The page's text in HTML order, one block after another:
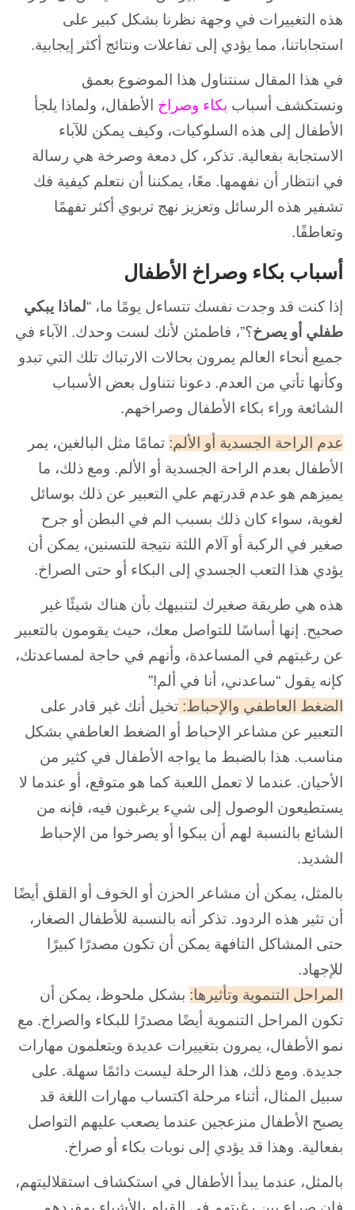
هذه التغييرات في وجهة نظرنا بشكل كبير على
استجاباتنا، مما يؤدي إلى تفاعلات ونتائج أكثر إيجابية.
في هذا المقال سنتناول هذا الموضوع بعمق
ونستكشف أسباب بكاء وصراخ الأطفال، ولماذا يلجأ
الأطفال إلى هذه السلوكيات، وكيف يمكن للآباء
الاستجابة بفعالية. تذكر، كل دمعة وصرخة هي رسالة
في انتظار أن نفهمها. معًا، يمكننا أن نتعلم كيفية فك
تشفير هذه الرسائل وتعزيز نهج تربوي أكثر تفهمًا
وتعاطفًا.
أسباب بكاء وصراخ الأطفال
إذا كنت قد وجدت نفسك تتساءل يومًا ما، “لماذا يبكي
طفلي أو يصرخ؟”، فاطمئن لأنك لست وحدك. الآباء في
جميع أنحاء العالم يمرون بحالات الارتباك تلك التي تبدو
وكأنها تأتي من العدم. دعونا نتناول بعض الأسباب
الشائعة وراء بكاء الأطفال وصراخهم.
عدم الراحة الجسدية أو الألم: تمامًا مثل البالغين، يمر
الأطفال بعدم الراحة الجسدية أو الألم. ومع ذلك، ما
يميزهم هو عدم قدرتهم علي التعبير عن ذلك بوسائل
لغوية، سواء كان ذلك بسبب الم في البطن أو جرح
صغير في الركبة أو آلام اللثة نتيجة للتسنين، يمكن أن
يؤدي هذا التعب الجسدي إلى البكاء أو حتى الصراخ.
هذه هي طريقة صغيرك لتنبيهك بأن هناك شيئًا غير
صحيح. إنها أساسًا للتواصل معك، حيث يقومون بالتعبير
عن رغبتهم في المساعدة، وأنهم في حاجة لمساعدتك،
كإنه يقول “ساعدني، أنا في ألم!”
الضغط العاطفي والإحباط: تخيل أنك غير قادر على
التعبير عن مشاعر الإحباط أو الضغط العاطفي بشكل
مناسب. هذا بالضبط ما يواجه الأطفال في كثير من
الأحيان. عندما لا تعمل اللعبة كما هو متوقع، أو عندما لا
يستطيعون الوصول إلى شيء يرغبون فيه، فإنه من
الشائع بالنسبة لهم أن يبكوا أو يصرخوا من الإحباط
الشديد.
بالمثل، يمكن أن مشاعر الحزن أو الخوف أو القلق أيضًا
أن تثير هذه الردود. تذكر أنه بالنسبة للأطفال الصغار،
حتى المشاكل التافهة يمكن أن تكون مصدرًا كبيرًا
للإجهاد.
المراحل التنموية وتأثيرها: بشكل ملحوظ، يمكن أن
تكون المراحل التنموية أيضًا مصدرًا
للبكاء والصراخ. مع
نمو الأطفال، يمرون بتغييرات عديدة ويتعلمون مهارات
جديدة. ومع ذلك، هذا الرحلة ليست دائمًا سهلة. على
سبيل المثال، أثناء مرحلة اكتساب مهارات اللغة قد
يصبح الأطفال منزعجين عندما يصعب عليهم التواصل
بفعالية. وهذا قد يؤدي إلى نوبات بكاء أو صراخ.
بالمثل، عندما يبدأ الأطفال في استكشاف استقلاليتهم،